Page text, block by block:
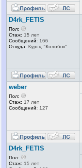
D4rk_FETIS
Пол:
Стаж: 15 лет
Сообщений: 166
Откуда: Курск, "Колобок"
weber
Пол:
Стаж: 17 лет
Сообщений: 127
D4rk_FETIS
Пол:
Стаж: 15 лет